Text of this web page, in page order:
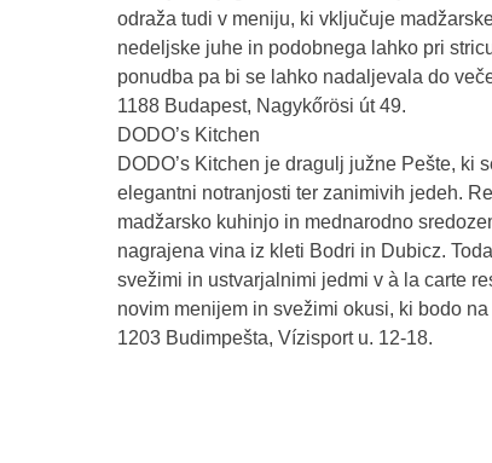
odraža tudi v meniju, ki vključuje
nedeljske juhe in podobnega lahko pri
ponudba pa bi se lahko nadaljevala do
1188 Budapest, Nagykőrösi út 49.
DODO’s Kitchen
DODO’s Kitchen je dragulj južne Pešte, ki
elegantni notranjosti ter zanimivih jedeh.
madžarsko kuhinjo in mednarodno
nagrajena vina iz kleti Bodri in Dubicz.
svežimi in ustvarjalnimi jedmi v à la carte
novim menijem in svežimi okusi, ki bodo
1203 Budimpešta, Vízisport u. 12-18.